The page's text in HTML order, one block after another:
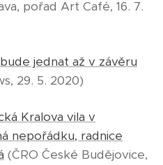
pořad Art Café, 16. 7.
jednat až v závěru
29. 5. 2020)
Kralova vila v
nepořádku, radnice
(ČRO České Budějovice,